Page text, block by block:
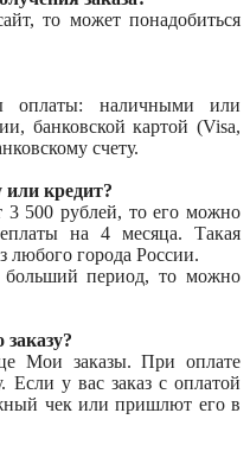
то может понадобиться
оплаты: наличными или
банковской картой (Visa,
счету.
или кредит?
3 500 рублей, то его можно
на 4 месяца. Такая
любого города России.
больший период, то можно
Мои заказы. При оплате
у вас заказ с оплатой
чек или пришлют его в